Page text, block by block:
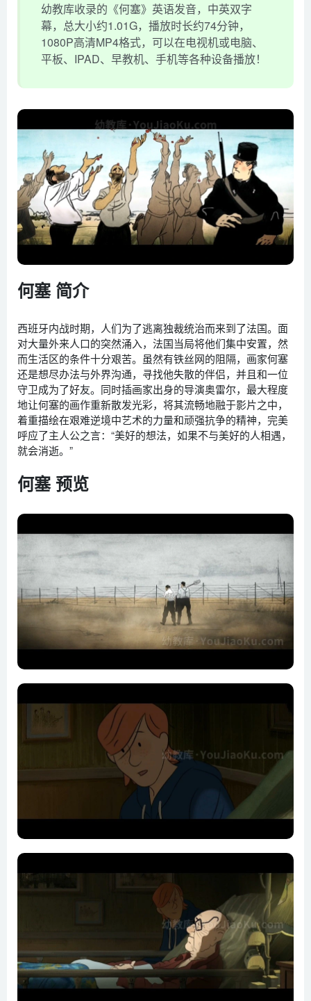
幼教库收录的《何塞》英语发音，中英双字
幕，总大小约1.01G，播放时长约74分钟，
1080P高清MP4格式，可以在电视机或电脑、
平板、IPAD、早教机、手机等各种设备播放！
何塞 简介
西班牙内战时期，人们为了逃离独裁统治而来到了法国。面
对大量外来人口的突然涌入，法国当局将他们集中安置，然
而生活区的条件十分艰苦。虽然有铁丝网的阻隔，画家何塞
还是想尽办法与外界沟通，寻找他失散的伴侣，并且和一位
守卫成为了好友。同时插画家出身的导演奥雷尔，最大程度
地让何塞的画作重新散发光彩，将其流畅地融于影片之中，
着重描绘在艰难逆境中艺术的力量和顽强抗争的精神，完美
呼应了主人公之言：“美好的想法，如果不与美好的人相遇，
就会消逝。”
何塞 预览